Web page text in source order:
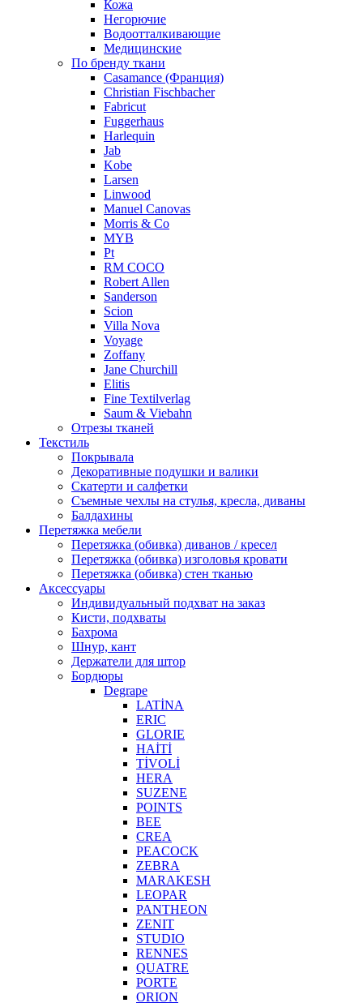
Кожа
Негорючие
Водоотталкивающие
Медицинские
По бренду ткани
Casamance (Франция)
Christian Fischbacher
Fabricut
Fuggerhaus
Harlequin
Jab
Kobe
Larsen
Linwood
Manuel Canovas
Morris & Co
MYB
Pt
RM COCO
Robert Allen
Sanderson
Scion
Villa Nova
Voyage
Zoffany
Jane Churchill
Elitis
Fine Textilverlag
Saum & Viebahn
Отрезы тканей
Текстиль
Покрывала
Декоративные подушки и валики
Скатерти и салфетки
Cъемные чехлы на стулья, кресла, диваны
Балдахины
Перетяжка мебели
Перетяжка (обивка) диванов / кресел
Перетяжка (обивка) изголовья кровати
Перетяжка (обивка) стен тканью
Аксессуары
Индивидуальный подхват на заказ
Кисти, подхваты
Бахрома
Шнур, кант
Держатели для штор
Бордюры
Degrape
LATİNA
ERIC
GLORIE
HAİTİ
TİVOLİ
HERA
SUZENE
POINTS
BEE
CREA
PEACOCK
ZEBRA
MARAKESH
LEOPAR
PANTHEON
ZENIT
STUDIO
RENNES
QUATRE
PORTE
ORION